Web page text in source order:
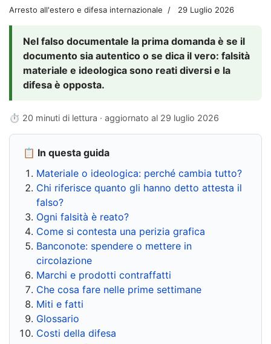
Arresto all'estero e difesa internazionale 29 Luglio 2026
Nel falso documentale la prima domanda è se il
documento sia autentico o se dica il vero: falsità
materiale e ideologica sono reati diversi e la
difesa è opposta.
⏱ 20 minuti di lettura · aggiornato al 29 luglio 2026
📋 In questa guida
Materiale o ideologica: perché cambia tutto?
Chi riferisce quanto gli hanno detto attesta il
falso?
Ogni falsità è reato?
Come si contesta una perizia grafica
Banconote: spendere o mettere in
circolazione
Marchi e prodotti contraffatti
Che cosa fare nelle prime settimane
Miti e fatti
Glossario
Costi della difesa